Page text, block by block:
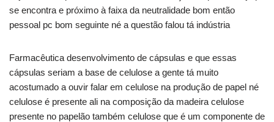
se encontra e próximo à faixa da neutralidade bom então
pessoal pc bom seguinte né a questão falou tá indústria
Farmacêutica desenvolvimento de cápsulas e que essas
cápsulas seriam a base de celulose a gente tá muito
acostumado a ouvir falar em celulose na produção de papel né
celulose é presente ali na composição da madeira celulose
presente no papelão também celulose que é um componente de